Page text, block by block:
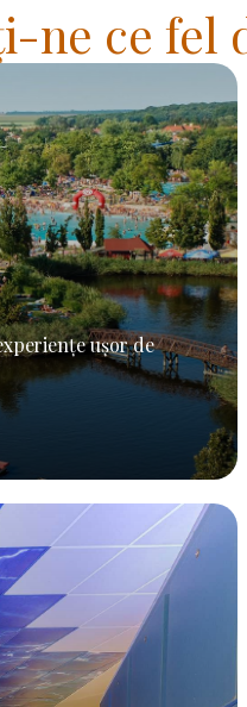
ne ce fel
ușor de